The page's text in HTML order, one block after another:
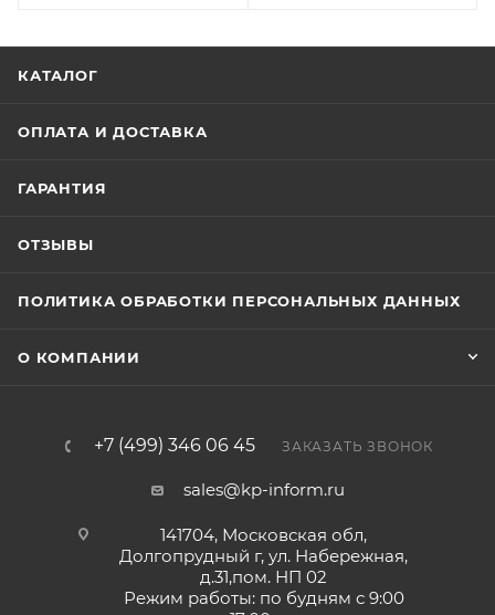
КАТАЛОГ
ОПЛАТА И ДОСТАВКА
ГАРАНТИЯ
ОТЗЫВЫ
ПОЛИТИКА ОБРАБОТКИ ПЕРСОНАЛЬНЫХ ДАННЫХ
О КОМПАНИИ
+7 (499) 346 06 45 ЗАКАЗАТЬ ЗВОНОК
sales@kp-inform.ru
141704, Московская обл,
Долгопрудный г, ул. Набережная,
д.31,пом. НП 02
Режим работы: по будням с 9:00